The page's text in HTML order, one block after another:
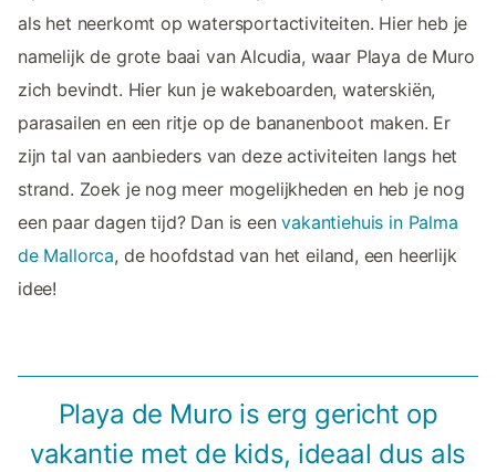
als het neerkomt op watersportactiviteiten. Hier heb je
namelijk de grote baai van Alcudia, waar Playa de Muro
zich bevindt. Hier kun je wakeboarden, waterskiën,
parasailen en een ritje op de bananenboot maken. Er
zijn tal van aanbieders van deze activiteiten langs het
strand. Zoek je nog meer mogelijkheden en heb je nog
een paar dagen tijd? Dan is eenvakantiehuis in Palma
de Mallorca, de hoofdstad van het eiland, een heerlijk
idee!
Playa de Muro is erg gericht op
vakantie met de kids, ideaal dus als